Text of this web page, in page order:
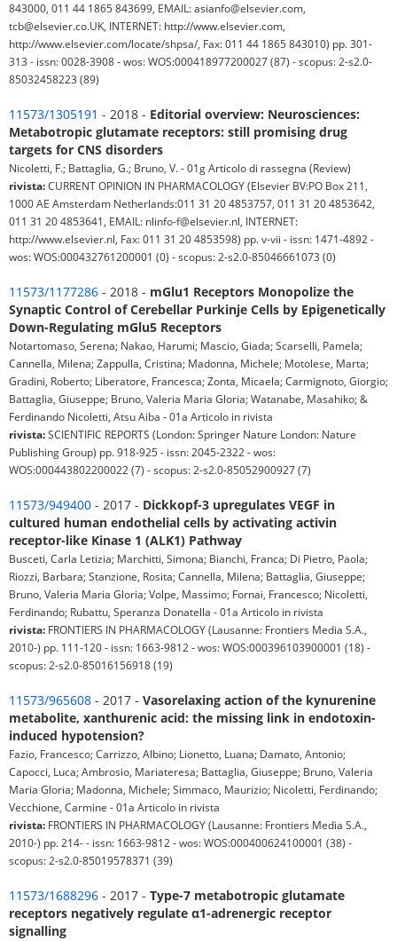
843000, 011 44 1865 843699, EMAIL: asianfo@elsevier.com,
tcb@elsevier.co.UK, INTERNET: http://www.elsevier.com,
http://www.elsevier.com/locate/shpsa/, Fax: 011 44 1865 843010) pp. 301-
313 - issn: 0028-3908 - wos: WOS:000418977200027 (87) - scopus: 2-s2.0-
85032458223 (89)
11573/1305191 - 2018 - Editorial overview: Neurosciences:
Metabotropic glutamate receptors: still promising drug
targets for CNS disorders
Nicoletti, F.; Battaglia, G.; Bruno, V. - 01g Articolo di rassegna (Review)
rivista:CURRENT OPINION IN PHARMACOLOGY (Elsevier BV:PO Box 211,
1000 AE Amsterdam Netherlands:011 31 20 4853757, 011 31 20 4853642,
011 31 20 4853641, EMAIL: nlinfo-f@elsevier.nl, INTERNET:
http://www.elsevier.nl, Fax: 011 31 20 4853598) pp. v-vii - issn: 1471-4892 -
wos: WOS:000432761200001 (0) - scopus: 2-s2.0-85046661073 (0)
11573/1177286 - 2018 - mGlu1 Receptors Monopolize the
Synaptic Control of Cerebellar Purkinje Cells by Epigenetically
Down-Regulating mGlu5 Receptors
Notartomaso, Serena; Nakao, Harumi; Mascio, Giada; Scarselli, Pamela;
Cannella, Milena; Zappulla, Cristina; Madonna, Michele; Motolese, Marta;
Gradini, Roberto; Liberatore, Francesca; Zonta, Micaela; Carmignoto, Giorgio;
Battaglia, Giuseppe; Bruno, Valeria Maria Gloria; Watanabe, Masahiko; &
Ferdinando Nicoletti, Atsu Aiba - 01a Articolo in rivista
rivista:SCIENTIFIC REPORTS (London: Springer Nature London: Nature
Publishing Group) pp. 918-925 - issn: 2045-2322 - wos:
WOS:000443802200022 (7) - scopus: 2-s2.0-85052900927 (7)
11573/949400 - 2017 - Dickkopf-3 upregulates VEGF in
cultured human endothelial cells by activating activin
receptor-like Kinase 1 (ALK1) Pathway
Busceti, Carla Letizia; Marchitti, Simona; Bianchi, Franca; Di Pietro, Paola;
Riozzi, Barbara; Stanzione, Rosita; Cannella, Milena; Battaglia, Giuseppe;
Bruno, Valeria Maria Gloria; Volpe, Massimo; Fornai, Francesco; Nicoletti,
Ferdinando; Rubattu, Speranza Donatella - 01a Articolo in rivista
rivista: FRONTIERS IN PHARMACOLOGY (Lausanne: Frontiers Media S.A.,
2010-) pp. 111-120 - issn: 1663-9812 - wos: WOS:000396103900001 (18) -
scopus: 2-s2.0-85016156918 (19)
11573/965608 - 2017 - Vasorelaxing action of the kynurenine
metabolite, xanthurenic acid: the missing link in endotoxin-
induced hypotension?
Fazio, Francesco; Carrizzo, Albino; Lionetto, Luana; Damato, Antonio;
Capocci, Luca; Ambrosio, Mariateresa; Battaglia, Giuseppe; Bruno, Valeria
Maria Gloria; Madonna, Michele; Simmaco, Maurizio; Nicoletti, Ferdinando;
Vecchione, Carmine - 01a Articolo in rivista
rivista: FRONTIERS IN PHARMACOLOGY (Lausanne: Frontiers Media S.A.,
2010-) pp. 214- - issn: 1663-9812 - wos: WOS:000400624100001 (38) -
scopus: 2-s2.0-85019578371 (39)
11573/1688296 - 2017 - Type-7 metabotropic glutamate
receptors negatively regulate α1-adrenergic receptor
signalling